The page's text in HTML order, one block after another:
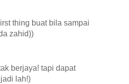
thing buat bila sampai
zahid))
berjaya! tapi dapat
lah!)